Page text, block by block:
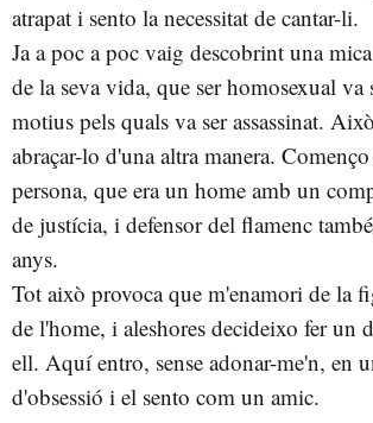
atrapat i sento la necessitat de cantar-li.
Ja a poc a poc vaig descobrint una
de la seva vida, que ser homosexual va
motius pels quals va ser assassinat.
abraçar-lo d'una altra manera.
persona, que era un home amb un
de justícia, i defensor del flamenc
anys.
Tot això provoca que m'enamori de la
de l'home, i aleshores decideixo fer un
ell. Aquí entro, sense adonar-me'n, en
d'obsessió i el sento com un amic.